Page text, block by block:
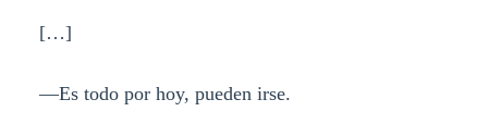
[…]
—Es todo por hoy, pueden irse.